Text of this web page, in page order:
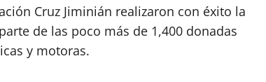
Cruz Jiminián realizaron con éxito la
de las poco más de 1,400 donadas
y motoras.